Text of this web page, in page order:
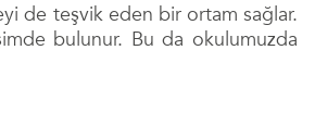
de teşvik eden bir ortam sağlar.
bulunur. Bu da okulumuzda